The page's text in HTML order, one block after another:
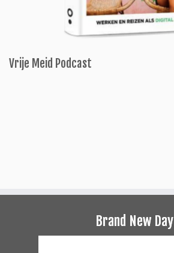
Vrije Meid Podcast
Brand New Day